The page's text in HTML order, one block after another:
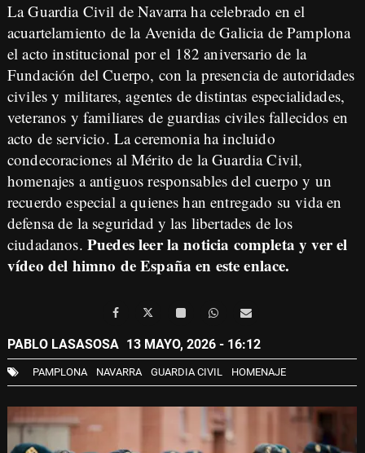
La Guardia Civil de Navarra ha celebrado en el
acuartelamiento de la Avenida de Galicia de Pamplona
el acto institucional por el 182 aniversario de la
Fundación del Cuerpo, con la presencia de autoridades
civiles y militares, agentes de distintas especialidades,
veteranos y familiares de guardias civiles fallecidos en
acto de servicio. La ceremonia ha incluido
condecoraciones al Mérito de la Guardia Civil,
homenajes a antiguos responsables del cuerpo y un
recuerdo especial a quienes han entregado su vida en
defensa de la seguridad y las libertades de los
ciudadanos. Puedes leer la noticia completa y ver el
vídeo del himno de España en este enlace.
PABLO LASASOSA 13 MAYO, 2026 - 16:12
PAMPLONA NAVARRA GUARDIA CIVIL HOMENAJE